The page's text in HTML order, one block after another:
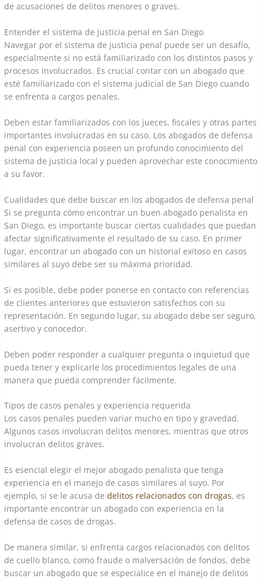
de acusaciones de delitos menores o graves.
Entender el sistema de justicia penal en San Diego
Navegar por el sistema de justicia penal puede ser un desafío,
especialmente si no está familiarizado con los distintos pasos y
procesos involucrados. Es crucial contar con un abogado que
esté familiarizado con el sistema judicial de San Diego cuando
se enfrenta a cargos penales.
Deben estar familiarizados con los jueces, fiscales y otras partes
importantes involucradas en su caso. Los abogados de defensa
penal con experiencia poseen un profundo conocimiento del
sistema de justicia local y pueden aprovechar este conocimiento
a su favor.
Cualidades que debe buscar en los abogados de defensa penal
Si se pregunta cómo encontrar un buen abogado penalista en
San Diego, es importante buscar ciertas cualidades que puedan
afectar significativamente el resultado de su caso. En primer
lugar, encontrar un abogado con un historial exitoso en casos
similares al suyo debe ser su máxima prioridad.
Si es posible, debe poder ponerse en contacto con referencias
de clientes anteriores que estuvieron satisfechos con su
representación. En segundo lugar, su abogado debe ser seguro,
asertivo y conocedor.
Deben poder responder a cualquier pregunta o inquietud que
pueda tener y explicarle los procedimientos legales de una
manera que pueda comprender fácilmente.
Tipos de casos penales y experiencia requerida
Los casos penales pueden variar mucho en tipo y gravedad.
Algunos casos involucran delitos menores, mientras que otros
involucran delitos graves.
Es esencial elegir el mejor abogado penalista que tenga
experiencia en el manejo de casos similares al suyo. Por
ejemplo, si se le acusa dedelitos relacionados con drogas, es
importante encontrar un abogado con experiencia en la
defensa de casos de drogas.
De manera similar, si enfrenta cargos relacionados con delitos
de cuello blanco, como fraude o malversación de fondos, debe
buscar un abogado que se especialice en el manejo de delitos